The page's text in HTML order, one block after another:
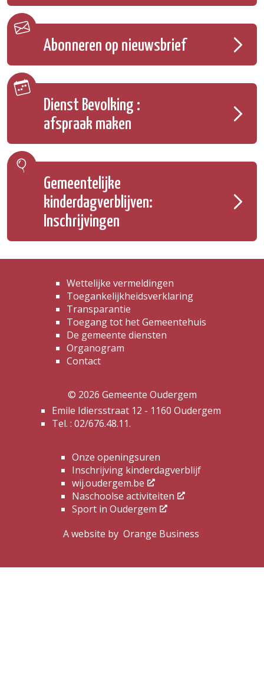
Abonneren op nieuwsbrief
Dienst Bevolking :
afspraak maken
Gemeentelijke
kinderdagverblijven:
Inschrijvingen
Wettelijke vermeldingen
Toegankelijkheidsverklaring
Transparantie
Toegang tot het Gemeentehuis
De gemeente diensten
Organogram
Contact
© 2026 Gemeente Oudergem
Emile Idiersstraat 12 - 1160 Oudergem
Tel. : 02/676.48.11.
Onze openingsuren
Inschrijving kinderdagverblijf
wij.oudergem.be
Naschoolse activiteiten
Sport in Oudergem
A website by Orange Business